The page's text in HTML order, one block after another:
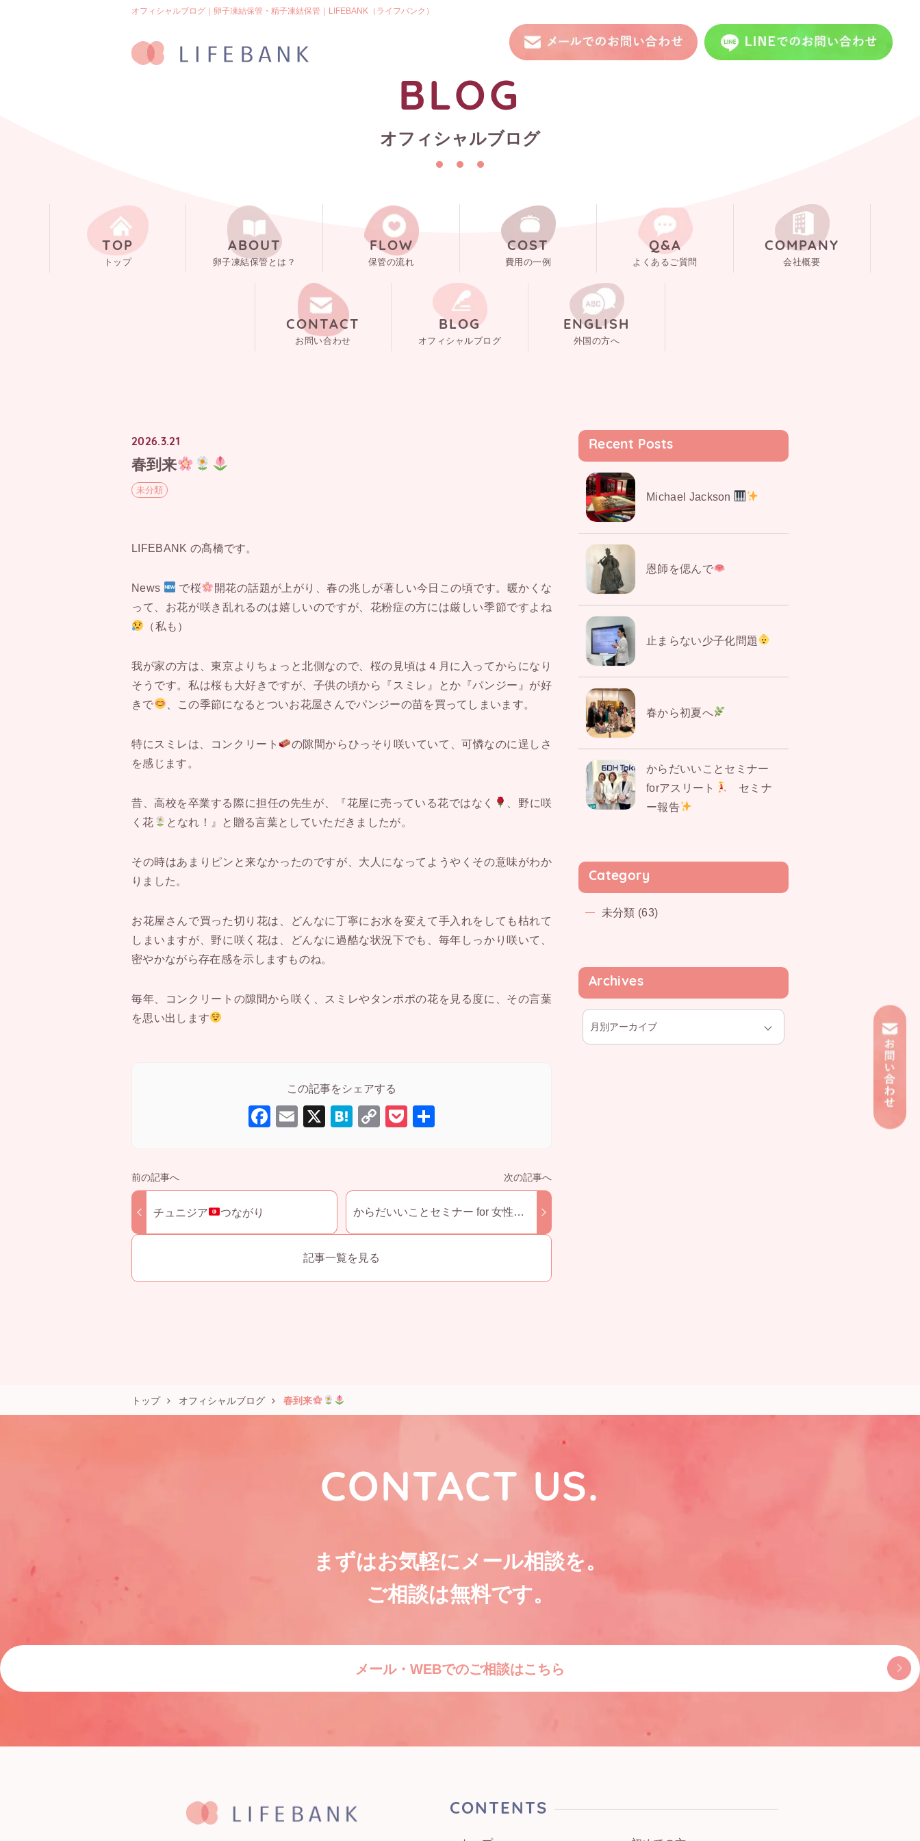
オフィシャルブログ｜卵子凍結保管・精子凍結保管｜LIFEBANK（ライフバンク）
BLOG
オフィシャルブログ
TOP
トップ
ABOUT
卵子凍結保管とは？
FLOW
保管の流れ
COST
費用の一例
Q&A
よくあるご質問
COMPANY
会社概要
CONTACT
お問い合わせ
BLOG
オフィシャルブログ
ENGLISH
外国の方へ
2026.3.21
春到来
未分類
LIFEBANK の髙橋です。
News で桜
開花の話題が上がり、春の兆しが著しい今日この頃です。暖かくな
って、お花が咲き乱れるのは嬉しいのですが、花粉症の方には厳しい季節ですよね
（私も）
我が家の方は、東京よりちょっと北側なので、桜の見頃は４月に入ってからになり
そうです。私は桜も大好きですが、子供の頃から『スミレ』とか『パンジー』が好
きで
、この季節になるとついお花屋さんでパンジーの苗を買ってしまいます。
特にスミレは、コンクリート
の隙間からひっそり咲いていて、可憐なのに逞しさ
を感じます。
昔、高校を卒業する際に担任の先生が、『花屋に売っている花ではなく
、野に咲
く花
となれ！』と贈る言葉としていただきましたが。
その時はあまりピンと来なかったのですが、大人になってようやくその意味がわか
りました。
お花屋さんで買った切り花は、どんなに丁寧にお水を変えて手入れをしても枯れて
しまいますが、野に咲く花は、どんなに過酷な状況下でも、毎年しっかり咲いて、
密やかながら存在感を示しますものね。
毎年、コンクリートの隙間から咲く、スミレやタンポポの花を見る度に、その言葉
を思い出します
F
E
X
H
a
C
Li
P
チュニジア つながり
からだいいことセミナー for 女性ア
記事一覧を見る
Recent Posts
Michael Jackson
恩師を偲んで
止まらない少子化問題
春から初夏へ
からだいいことセミナー
forアスリート
セミナ
ー報告
Category
未分類 (63)
Archives
トップ オフィシャルブログ 春到来
CONTACT US.
まずはお気軽にメール相談を。
ご相談は無料です。
メール・WEBでのご相談はこちら
CONTENTS